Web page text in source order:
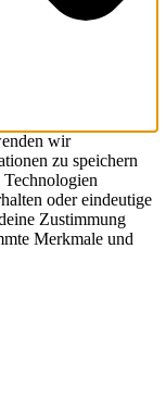
wir
zu speichern
oder eindeutige
Zustimmung
Merkmale und